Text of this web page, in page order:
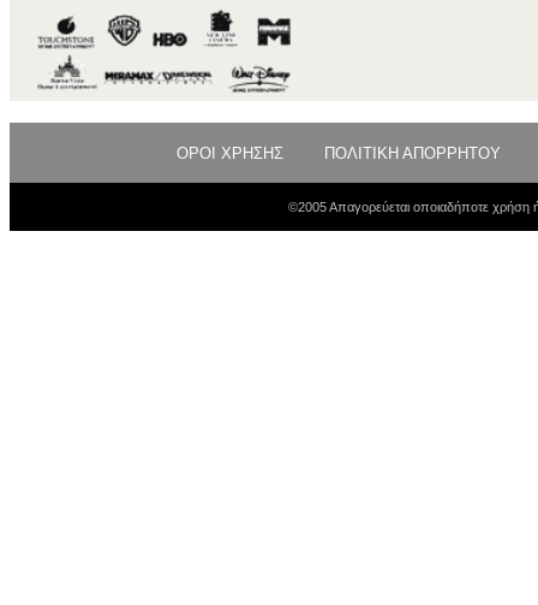
ΟΡΟΙ ΧΡΗΣΗΣ ΠΟΛΙΤΙΚΗ ΑΠΟΡΡΗΤΟΥ
©2005 Απαγορεύεται οποιαδήποτε χρήση